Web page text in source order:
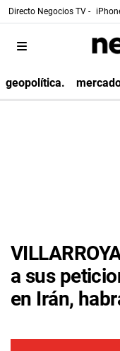
Directo Negocios TV -
geopolítica.
a sus
en Irán,